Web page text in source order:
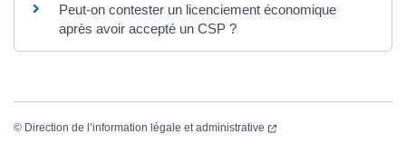
Peut-on contester un licenciement économique
après avoir accepté un CSP ?
© Direction de l’information légale et administrative